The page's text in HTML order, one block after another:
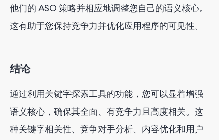
他们的 ASO 策略并相应地调整您自己的语义核心。
这有助于您保持竞争力并优化应用程序的可见性。
结论
通过利用关键字探索工具的功能，您可以显着增强
语义核心，确保其全面、有竞争力且高度相关。这
种关键字相关性、竞争对手分析、内容优化和用户